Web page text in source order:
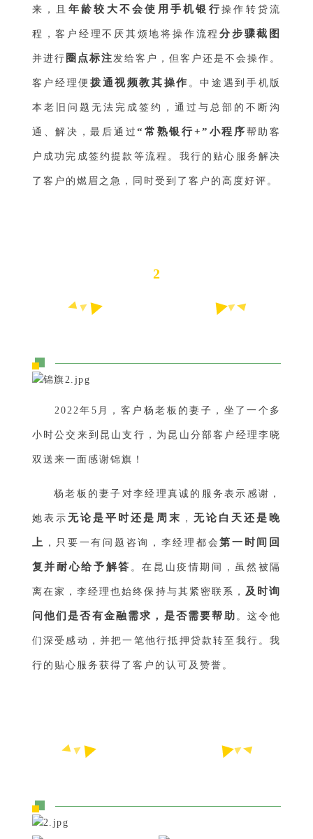
来，且 年龄较大不会使用手机银行操作转贷流
程，客户经理不厌其烦地将操作流程分步骤截图
并进行 圈点标注 发给客户，但客户还是不会操作。
客户经理便 拨通视频教其操作 。中途遇到手机版
本老旧问题无法完成签约，通过与总部的不断沟
通、解决，最后通过“常熟银行+”小程序 帮助客
户成功完成签约提款等流程。我行的贴心服务解决
了客户的燃眉之急，同时受到了客户的高度好评。
2
2022年5月，客户杨老板的妻子，坐了一个多
小时公交来到昆山支行，为昆山分部客户经理李晓
双送来一面感谢锦旗！
杨老板的妻子对李经理真诚的服务表示感谢，
她表示无论是平时还是周末 ， 无论白天还是晚
上 ，只要一有问题咨询，李经理都会第一时间回
复并耐心给予解答 。在昆山疫情期间，虽然被隔
离在家，李经理也始终保持与其紧密联系， 及时询
问他们是否有金融需求，是否需要帮助 。这令他
们深受感动，并把一笔他行抵押贷款转至我行。我
行的贴心服务获得了客户的认可及赞誉。